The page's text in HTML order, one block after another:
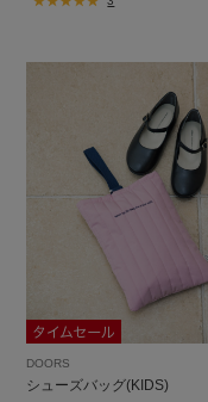
DOORS
シューズバッグ(KIDS)